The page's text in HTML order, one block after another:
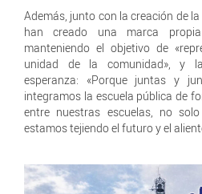
Además, junto con la creación de
han creado una marca
manteniendo el objetivo de
unidad de la comunidad», y
esperanza: «Porque juntas y
integramos la escuela pública de
entre nuestras escuelas, no
estamos tejiendo el futuro y el